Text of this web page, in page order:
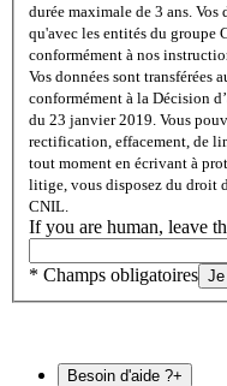
durée maximale de 3 ans. Vos
qu'avec les entités du groupe
conformément à nos
Vos données sont transférées
conformément à la Décision
du 23 janvier 2019. Vous
rectification, effacement, de
tout moment en écrivant à
litige, vous disposez du droit
CNIL.
If you are human, leave
* Champs obligatoires Je
Besoin d'aide ?+